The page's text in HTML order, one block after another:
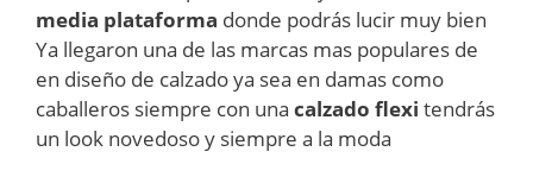
media plataforma donde podrás lucir muy bien
Ya llegaron una de las marcas mas populares de
en diseño de calzado ya sea en damas como
caballeros siempre con una calzado flexi tendrás
un look novedoso y siempre a la moda